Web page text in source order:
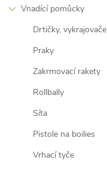
Vnadící pomůcky
Drtičky, vykrajovače
Praky
Zakrmovací rakety
Rollbally
Síta
Pistole na boilies
Vrhací tyče